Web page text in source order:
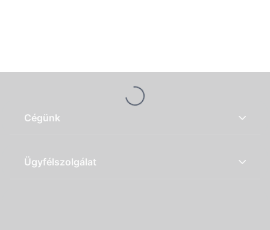
Loading...
Cégünk
Ügyfélszolgálat